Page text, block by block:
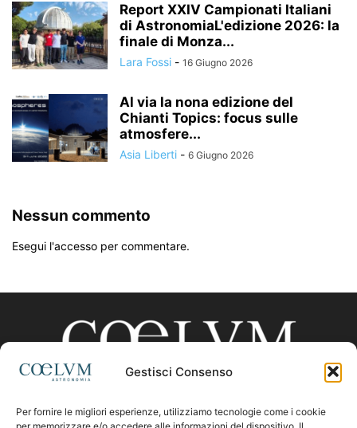
Gestisci Consenso
Per fornire le migliori esperienze, utilizziamo tecnologie come i cookie
Report XXIV Campionati Italiani
di AstronomiaL'edizione 2026: la
finale di Monza...
Lara Fossi - 16 Giugno 2026
Al via la nona edizione del
Chianti Topics: focus sulle
atmosfere...
Asia Liberti - 6 Giugno 2026
Nessun commento
Esegui l'accesso per commentare.